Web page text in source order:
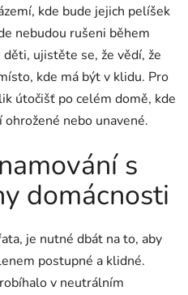
kde bude jejich pelíšek
nebudou rušeni během
ujistěte se, že vědí, že
kde má být v klidu. Pro
útočišť po celém domě, kde
nebo unavené.
s
domácnosti
je nutné dbát na to, aby
postupné a klidné.
v neutrálním